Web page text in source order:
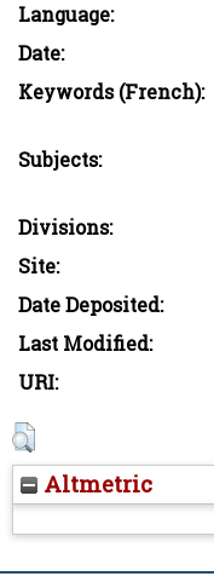
Language:
Date:
Keywords (French):
Subjects:
Divisions:
Site:
Date Deposited:
Last Modified:
URI:
Altmetric